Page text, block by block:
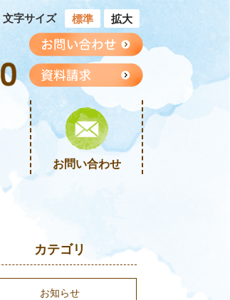
文字サイズ 標準 拡大
お問い合わせ
カテゴリ
お知らせ